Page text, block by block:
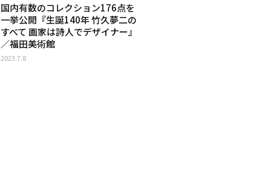
国内有数のコレクション176点を
⼀挙公開『⽣誕140年 ⽵久夢⼆の
すべて 画家は詩人でデザイナー』
／福⽥美術館
2023.7.8